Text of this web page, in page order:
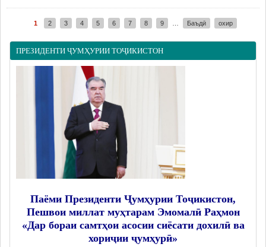
1 2 3 4 5 6 7 8 9 Баъдӣ охир
ПРЕЗИДЕНТИ ҶУМҲУРИИ ТОҶИКИСТОН
Паёми Президенти Ҷумҳурии Тоҷикистон,
Пешвои миллат муҳтарам Эмомалӣ Раҳмон
«Дар бораи самтҳои асосии сиёсати дохилӣ ва
хориҷии ҷумҳурӣ»